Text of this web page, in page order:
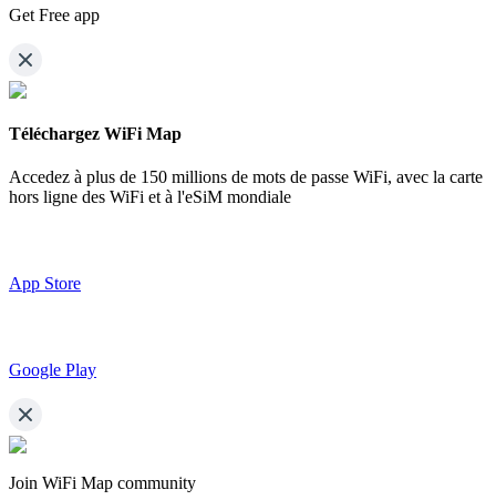
Get Free app
Téléchargez WiFi Map
Accedez à plus de 150 millions de mots de passe WiFi, avec la carte
hors ligne des WiFi et à l'eSiM mondiale
App Store
Google Play
Join WiFi Map community